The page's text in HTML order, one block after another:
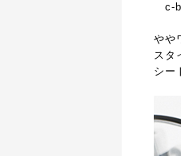
c-
やや
スタ
シー